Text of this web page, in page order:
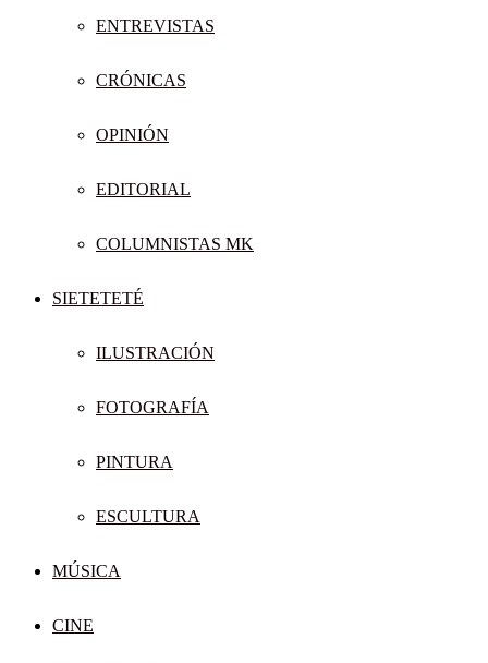
ENTREVISTAS
CRÓNICAS
OPINIÓN
EDITORIAL
COLUMNISTAS MK
SIETETETÉ
ILUSTRACIÓN
FOTOGRAFÍA
PINTURA
ESCULTURA
MÚSICA
CINE